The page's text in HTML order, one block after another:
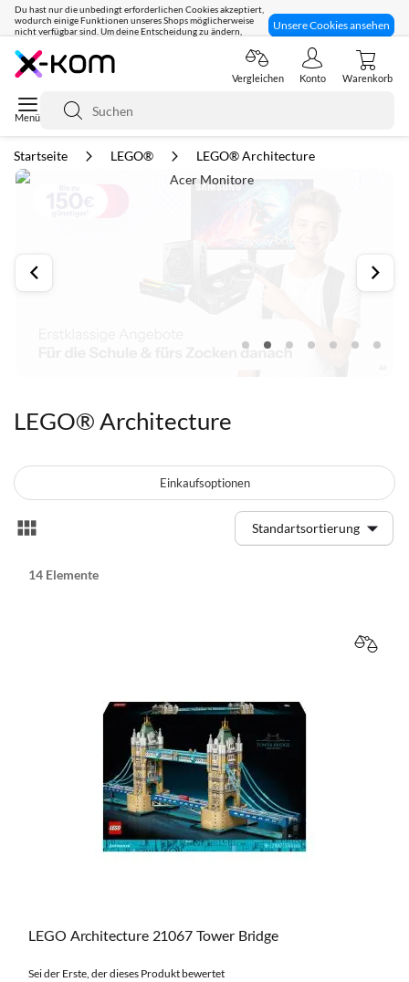
Du hast nur die unbedingt erforderlichen Cookies akzeptiert,
wodurch einige Funktionen unseres Shops möglicherweise
nicht verfügbar sind. Um deine Entscheidung zu ändern,
Unsere Cookies ansehen
Seit 8 Jahren für dich da!
Suche
Vergleichen Konto Warenkorb
Startseite LEGO® LEGO® Architecture
LEGO® Architecture
Anzeigen
Liste
14 Elemente
LEGO Architecture 21067 Tower Bridge
Sei der Erste, der dieses Produkt bewertet
Einkaufsoptionen